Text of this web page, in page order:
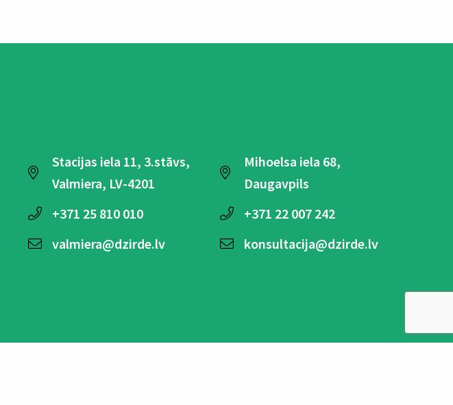
Stacijas iela 11, 3.stāvs,
Valmiera, LV-4201
+371 25 810 010
valmiera@dzirde.lv
Mihoelsa iela 68,
Daugavpils
+371 22 007 242
konsultacija@dzirde.lv